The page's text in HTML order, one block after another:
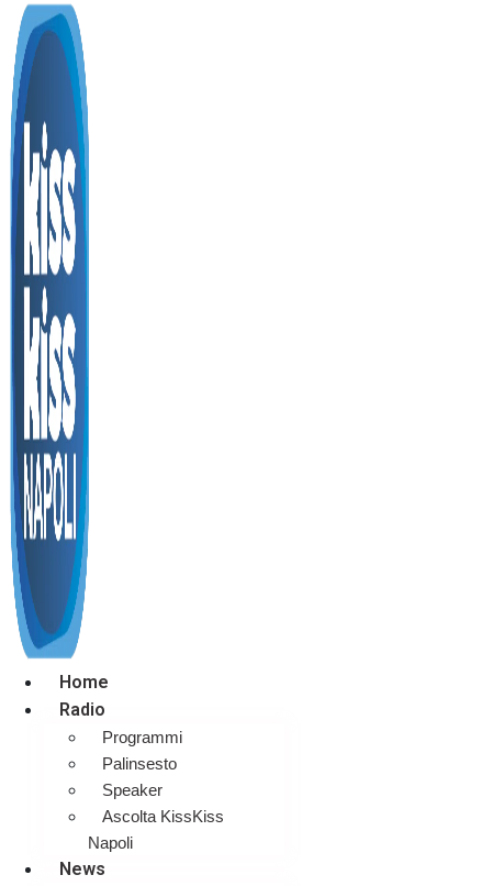
Home
Radio
Programmi
Palinsesto
Speaker
Ascolta KissKiss
Napoli
News